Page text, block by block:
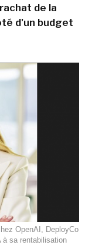
de la
d'un budget
OpenAI, DeployCo
à sa rentabilisation